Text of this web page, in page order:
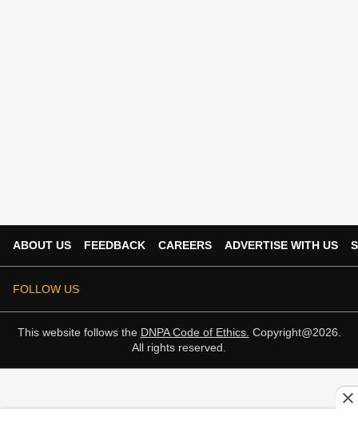
ABOUT US FEEDBACK CAREERS ADVERTISE WITH US
FOLLOW US
This website follows the DNPA Code of Ethics. Copyright@2026.
All rights reserved.